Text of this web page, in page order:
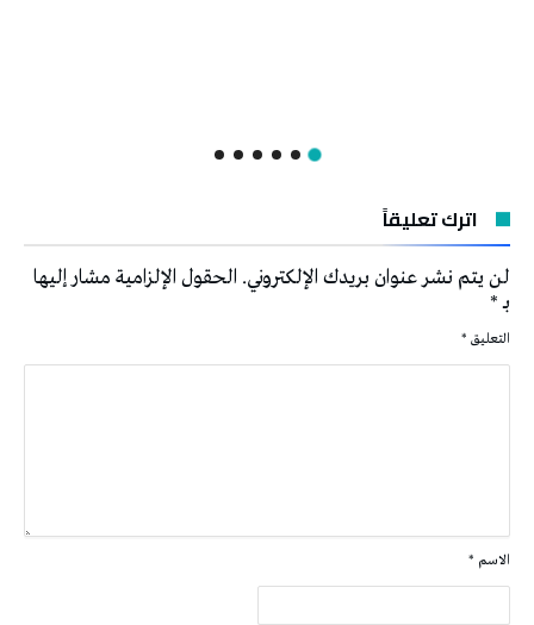
اترك تعليقاً
لن يتم نشر عنوان بريدك الإلكتروني. الحقول الإلزامية مشار إليها
بـ*
التعليق *
الاسم *